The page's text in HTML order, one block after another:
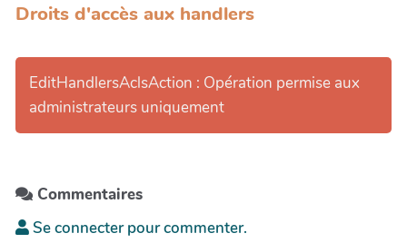
Droits d'accès aux handlers
EditHandlersAclsAction : Opération permise aux
administrateurs uniquement
Commentaires
Se connecter pour commenter.